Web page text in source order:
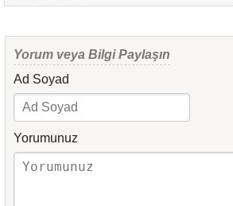
Yorum veya Bilgi Paylaşın
Ad Soyad
Yorumunuz